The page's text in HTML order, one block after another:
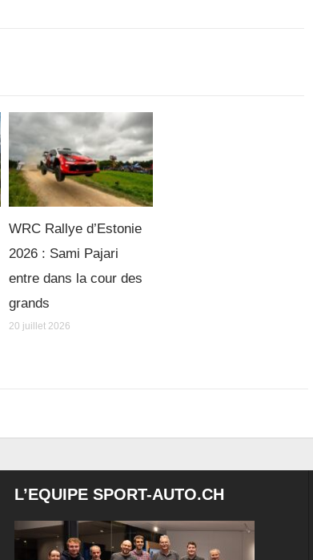
WRC Rallye d’Estonie
2026 : Sami Pajari
entre dans la cour des
grands
20 juillet 2026
L’EQUIPE SPORT-AUTO.CH